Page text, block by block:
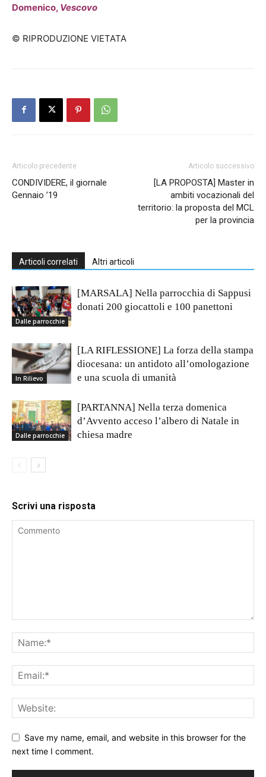
Domenico, Vescovo
© RIPRODUZIONE VIETATA
Articolo precedente
CONDIVIDERE, il giornale
Gennaio ’19
Articolo successivo
[LA PROPOSTA] Master in
ambiti vocazionali del
territorio: la proposta del MCL
per la provincia
Articoli correlati Altri articoli
Dalle parrocchie
[MARSALA] Nella parrocchia di Sappusi
donati 200 giocattoli e 100 panettoni
In Rilievo
[LA RIFLESSIONE] La forza della stampa
diocesana: un antidoto all’omologazione
e una scuola di umanità
Dalle parrocchie
[PARTANNA] Nella terza domenica
d’Avvento acceso l’albero di Natale in
chiesa madre
Scrivi una risposta
Save my name, email, and website in this browser for the
next time I comment.